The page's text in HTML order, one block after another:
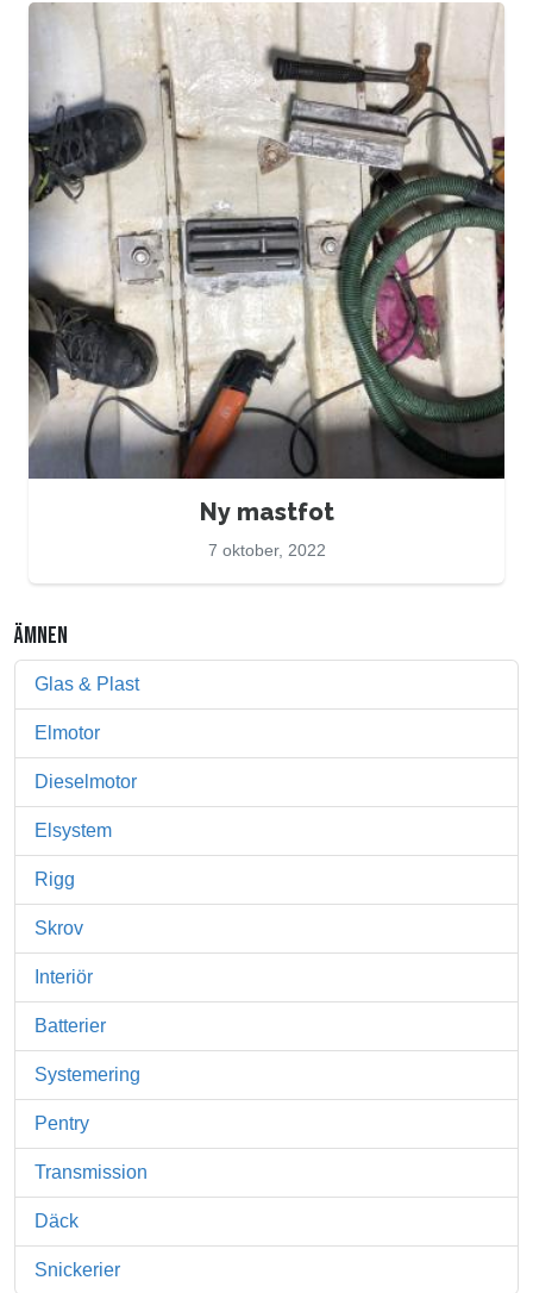
Ny mastfot
7 oktober, 2022
ÄMNEN
Glas & Plast
Elmotor
Dieselmotor
Elsystem
Rigg
Skrov
Interiör
Batterier
Systemering
Pentry
Transmission
Däck
Snickerier